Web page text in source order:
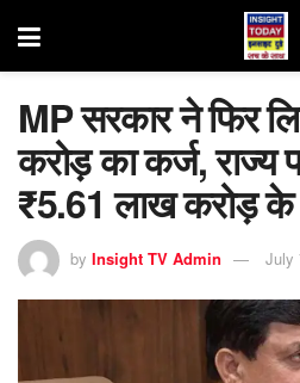
MP सरकार ने फिर
करोड़ का कर्ज, राज्य
₹5.61 लाख करोड़ के
by Insight TV Admin July